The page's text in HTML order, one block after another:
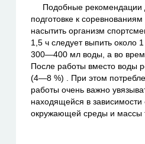
Подобные рекомендации
подготовке к
насытить организм
1,5 ч следует выпить около
300—400 мл воды, а во
После работы вместо воды
(4—8 %) . При этом
работы очень важно
находящейся в
окружающей среды и массы